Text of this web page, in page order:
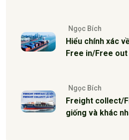
Ngọc Bích
Hiểu chính xác
Free in/Free
Ngọc Bích
Freight collect/
giống và khác